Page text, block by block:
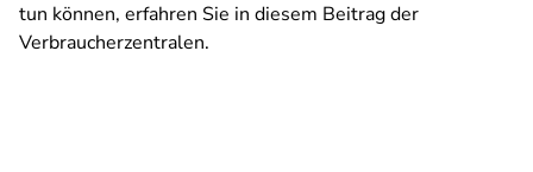
tun können, erfahren Sie in diesem Beitrag der
Verbraucherzentralen.